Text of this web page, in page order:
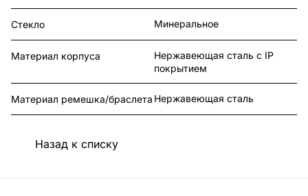
Стекло Минеральное
Материал корпуса
Нержавеющая сталь с IP
покрытием
Материал ремешка/браслета Нержавеющая сталь
Назад к списку